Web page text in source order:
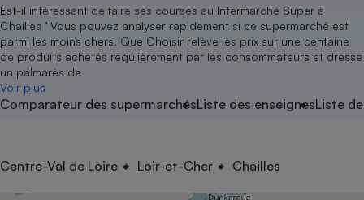
Est-il intéressant de faire ses courses au Intermarché Super à
Chailles ’ Vous pouvez analyser rapidement si ce supermarché est
parmi les moins chers. Que Choisir relève les prix sur une centaine
de produits achetés régulièrement par les consommateurs et dresse
un palmarès de
Voir plus
Comparateur des supermarchésListe des enseignesListe
Centre-Val de Loire Loir-et-Cher Chailles
Nutrition
Assurance auto
Magasin - Grande surface
Méthode de vente -
Déchet
Location
Sport
électrique
Senior
Service marchand
Guides d'achat
Conseils
Brèves
Soumettre un litige
Lettres types
Rencontrer une association locale
Nos grandes victoires
Les billets de la présidente
Nos associations locales
Nous rejoindre
En savoir plus sur Que Choisir Ensemble
Notre méthodologie
Notre financement
Nos partenaires
Nous rejoindre